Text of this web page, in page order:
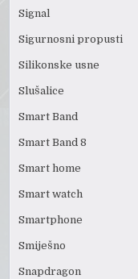
Signal
Sigurnosni propusti
Silikonske usne
Slušalice
Smart Band
Smart Band 8
Smart home
Smart watch
Smartphone
Smiješno
Snapdragon